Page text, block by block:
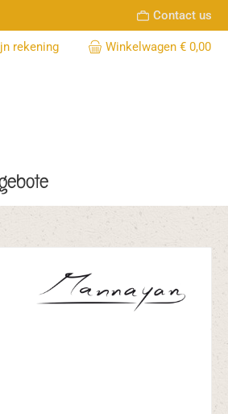
Contact us
rekening Winkelwagen € 0,00